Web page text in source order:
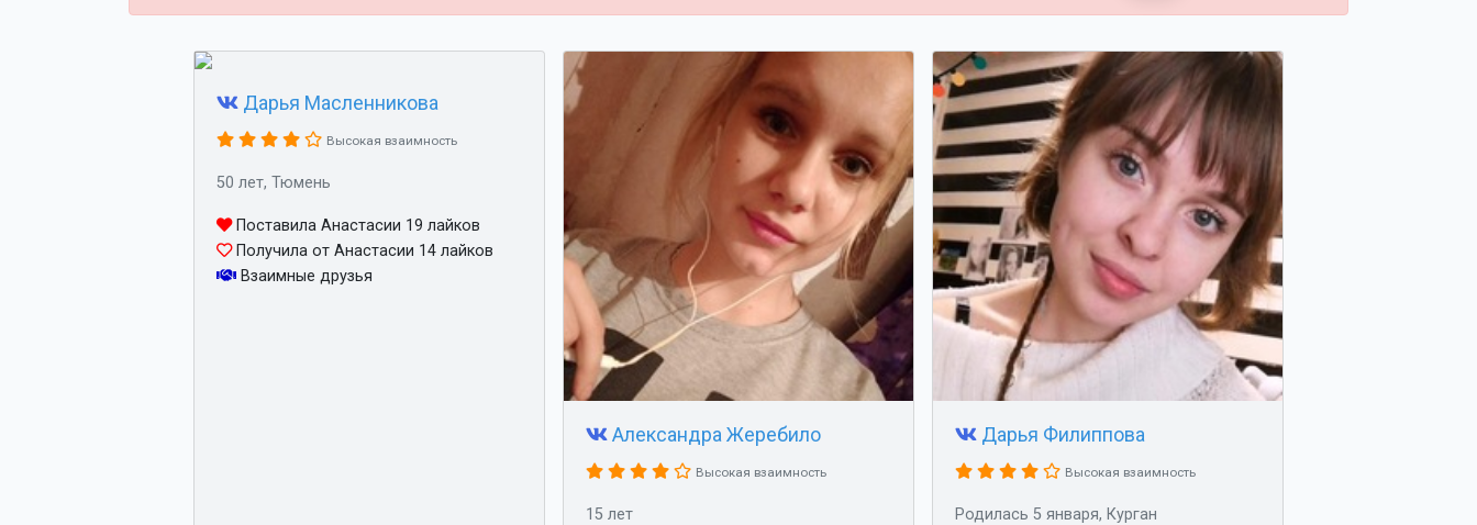
Дарья Масленникова
Высокая взаимность
50 лет, Тюмень
Поставила Анастасии 19 лайков
Получила от Анастасии 14 лайков
Взаимные друзья
Александра Жеребило
Высокая взаимность
15 лет
Дарья Филиппова
Высокая взаимность
Родилась 5 января, Курган